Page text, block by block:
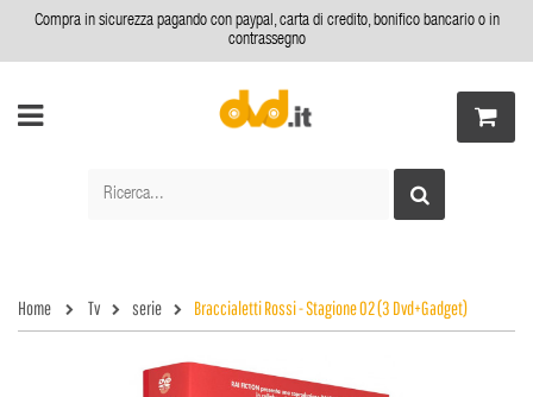
Compra in sicurezza pagando con paypal, carta di credito, bonifico bancario o in
contrassegno
Home Tv serie Braccialetti Rossi - Stagione 02 (3 Dvd+Gadget)